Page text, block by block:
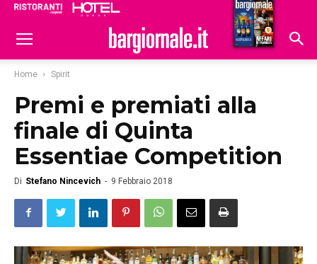
Hoteldomani
Home Spirit
Premi e premiati alla
finale di Quinta
Essentiae Competition
Di Stefano Nincevich - 9 Febbraio 2018